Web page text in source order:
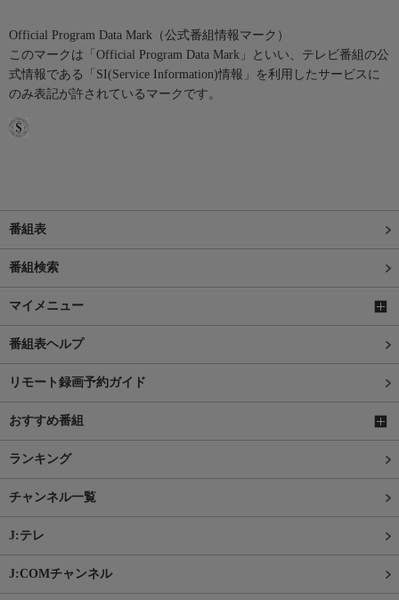
Official Program Data Mark（公式番組情報マーク）
このマークは「Official Program Data Mark」といい、テレビ番組の公
式情報である「SI(Service Information)情報」を利用したサービスに
のみ表記が許されているマークです。
番組表
番組検索
マイメニュー
番組表ヘルプ
リモート録画予約ガイド
おすすめ番組
ランキング
チャンネル一覧
J:テレ
J:COMチャンネル